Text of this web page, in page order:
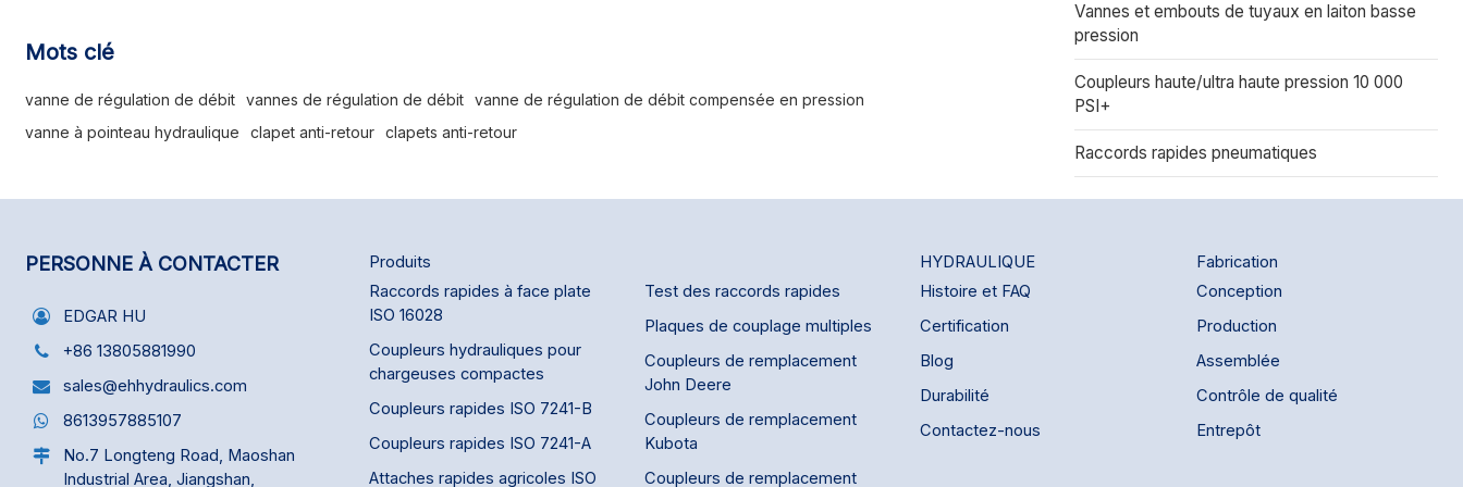
avec des huiles et liquides minéraux non
Mots clé
vanne de régulation de débit vannes de régulation de débit
vanne de régulation de débit compensée en pression
vanne à pointeau hydraulique
clapet anti-retour clapets anti-retour
Vannes et embouts de tuyaux en laiton basse
pression
Coupleurs haute/ultra haute pression 10 000
PSI+
Raccords rapides pneumatiques
PERSONNE À CONTACTER
EDGAR HU
+86 13805881990
sales@ehhydraulics.com
8613957885107
No.7 Longteng Road, Maoshan
Industrial Area, Jiangshan,
Produits
Raccords rapides à face plate
ISO 16028
Coupleurs hydrauliques pour
chargeuses compactes
Coupleurs rapides ISO 7241-B
Coupleurs rapides ISO 7241-A
Attaches rapides agricoles ISO
Test des raccords rapides
Plaques de couplage multiples
Coupleurs de remplacement
John Deere
Coupleurs de remplacement
Kubota
Coupleurs de remplacement
HYDRAULIQUE
Histoire et FAQ
Certification
Blog
Durabilité
Contactez-nous
Fabrication
Conception
Production
Assemblée
Contrôle de qualité
Entrepôt